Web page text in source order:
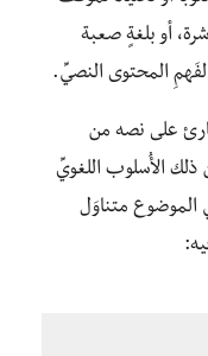
أو بلغةٍ صعبة
لفَهمِ المحتوى النصيِّ.
على نصه من
ذلك الأُسلوب اللغويِّ
الموضوع متناوَل